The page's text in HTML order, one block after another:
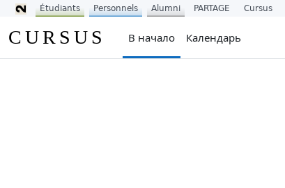
CURSUS В начало Календарь
Étudiants Personnels Alumni PARTAGE Cursus